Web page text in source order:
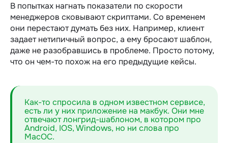
В попытках нагнать показатели по скорости
менеджеров сковывают скриптами. Со временем
они перестают думать без них. Например, клиент
задает нетипичный вопрос, а ему бросают шаблон,
даже не разобравшись в проблеме. Просто потому,
что он чем-то похож на его предыдущие кейсы.
Как-то спросила в одном известном сервисе,
есть ли у них приложение на макбук. Они мне
отвечают лонгрид-шаблоном, в котором про
Android, IOS, Windows, но ни слова про
MacOC.